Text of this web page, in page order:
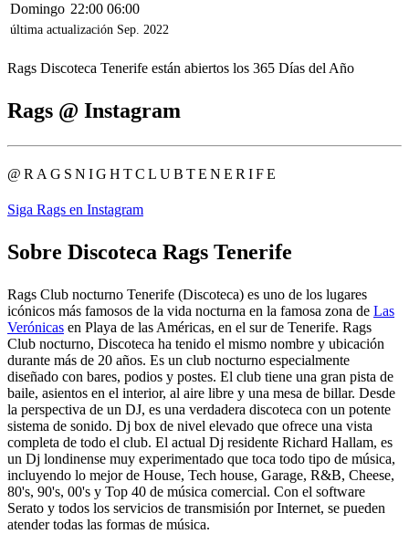
Domingo 22:00 06:00
última actualización Sep. 2022
Rags Discoteca Tenerife están abiertos los 365 Días del Año
Rags @ Instagram
@RAGSNIGHTCLUBTENERIFE
Siga Rags en Instagram
Sobre Discoteca Rags Tenerife
Rags Club nocturno Tenerife (Discoteca) es uno de los lugares
icónicos más famosos de la vida nocturna en la famosa zona de Las
Verónicas en Playa de las Américas, en el sur de Tenerife. Rags
Club nocturno, Discoteca ha tenido el mismo nombre y ubicación
durante más de 20 años. Es un club nocturno especialmente
diseñado con bares, podios y postes. El club tiene una gran pista de
baile, asientos en el interior, al aire libre y una mesa de billar. Desde
la perspectiva de un DJ, es una verdadera discoteca con un potente
sistema de sonido. Dj box de nivel elevado que ofrece una vista
completa de todo el club. El actual Dj residente Richard Hallam, es
un Dj londinense muy experimentado que toca todo tipo de música,
incluyendo lo mejor de House, Tech house, Garage, R&B, Cheese,
80's, 90's, 00's y Top 40 de música comercial. Con el software
Serato y todos los servicios de transmisión por Internet, se pueden
atender todas las formas de música.